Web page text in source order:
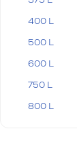
400 L
500 L
600 L
750 L
800 L